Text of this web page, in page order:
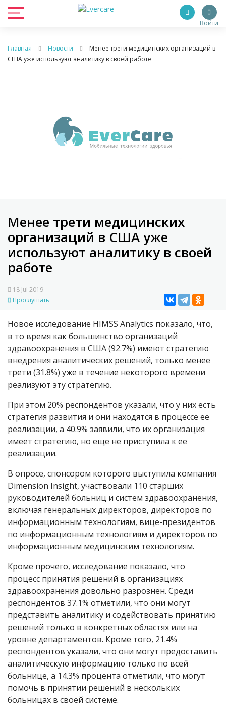
Войти
Главная Новости
Менее трети медицинских организаций в
США уже используют аналитику в своей работе
Менее трети медицинских
организаций в США уже
используют аналитику в своей
работе
18 Jul 2019
Прослушать
Новое исследование HIMSS Analytics показало, что,
в то время как большинство организаций
здравоохранения в США (92.7%) имеют стратегию
внедрения аналитических решений, только менее
трети (31.8%) уже в течение некоторого времени
реализуют эту стратегию.
При этом 20% респондентов указали, что у них есть
стратегия развития и они находятся в процессе ее
реализации, а 40.9% заявили, что их организация
имеет стратегию, но еще не приступила к ее
реализации.
В опросе, спонсором которого выступила компания
Dimension Insight, участвовали 110 старших
руководителей больниц и систем здравоохранения,
включая генеральных директоров, директоров по
информационным технологиям, вице-президентов
по информационным технологиям и директоров по
информационным медицинским технологиям.
Кроме прочего, исследование показало, что
процесс принятия решений в организациях
здравоохранения довольно разрознен. Среди
респондентов 37.1% отметили, что они могут
представить аналитику и содействовать принятию
решений только в конкретных областях или на
уровне департаментов. Кроме того, 21.4%
респондентов указали, что они могут предоставить
аналитическую информацию только по всей
больнице, а 14.3% процента отметили, что могут
помочь в принятии решений в нескольких
больницах в своей системе.